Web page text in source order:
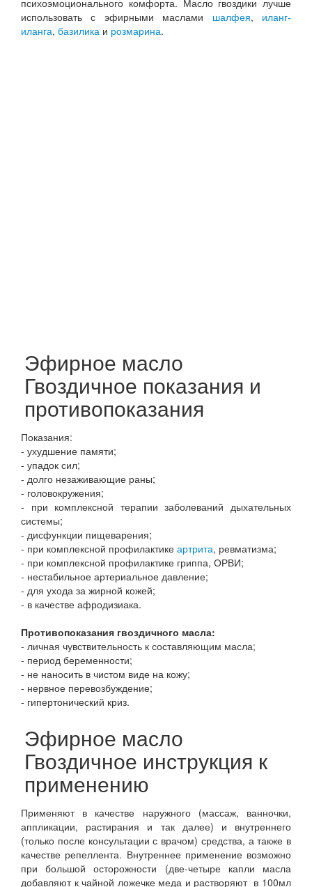
психоэмоционального комфорта. Масло гвоздики лучше
использовать с эфирными маслами шалфея, иланг-
иланга, базилика и розмарина.
Эфирное масло
Гвоздичное показания и
противопоказания
Показания:
- ухудшение памяти;
- упадок сил;
- долго незаживающие раны;
- головокружения;
- при комплексной терапии заболеваний дыхательных
системы;
- дисфункции пищеварения;
- при комплексной профилактике артрита, ревматизма;
- при комплексной профилактике гриппа, ОРВИ;
- нестабильное артериальное давление;
- для ухода за жирной кожей;
- в качестве афродизиака.
Противопоказания гвоздичного масла:
- личная чувствительность к составляющим масла;
- период беременности;
- не наносить в чистом виде на кожу;
- нервное перевозбуждение;
- гипертонический криз.
Эфирное масло
Гвоздичное инструкция к
применению
Применяют в качестве наружного (массаж, ванночки,
аппликации, растирания и так далее) и внутреннего
(только после консультации с врачом) средства, а также в
качестве репеллента. Внутреннее применение возможно
при большой осторожности (две-четыре капли масла
добавляют к чайной ложечке меда и растворяют в 100мл